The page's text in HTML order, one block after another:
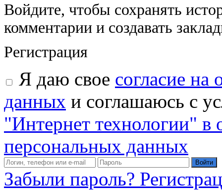
Войдите, чтобы сохранять
комментарии и создавать
Регистрация
Я даю свое согласие на
данных и соглашаюсь с
"Интернет технологии" в
персональных данных
Войти
Забыли пароль?